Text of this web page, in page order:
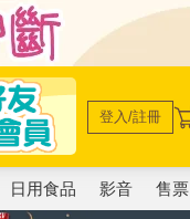
登入/註冊
日用食品 影音 售票